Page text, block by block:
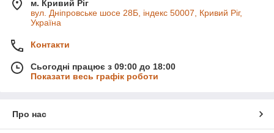
м. Кривий Ріг
вул. Дніпровське шосе 28Б, індекс 50007, Кривий Ріг,
Україна
Контакти
Сьогодні працює з 09:00 до 18:00
Показати весь графік роботи
Про нас